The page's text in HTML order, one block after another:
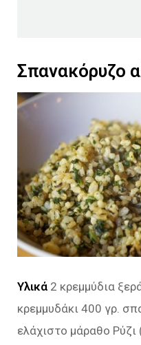
Σπανακόρυζο
Υλικά 2 κρεμμύδια
κρεμμυδάκι 400 γρ.
ελάχιστο μάραθο